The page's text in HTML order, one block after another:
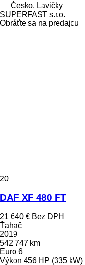
Česko, Lavičky
SUPERFAST s.r.o.
Obráťte sa na predajcu
20
DAF XF 480 FT
21 640 € Bez DPH
Ťahač
2019
542 747 km
Euro 6
Výkon 456 HP (335 kW)